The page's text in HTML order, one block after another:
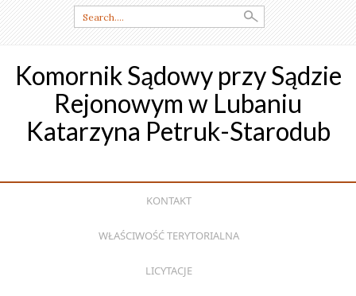
Search
for:
Komornik Sądowy przy Sądzie
Rejonowym w Lubaniu
Katarzyna Petruk-Starodub
KONTAKT
WŁAŚCIWOŚĆ TERYTORIALNA
LICYTACJE